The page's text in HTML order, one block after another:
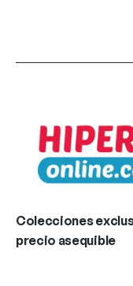
Colecciones
precio asequible